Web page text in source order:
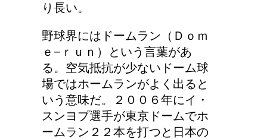
り長い。
野球界にはドームラン（Ｄｏｍ
ｅ−ｒｕｎ）という言葉があ
る。空気抵抗が少ないドーム球
場ではホームランがよく出ると
いう意味だ。２００６年にイ・
スンヨプ選手が東京ドームでホ
ームラン２２本を打つと日本の